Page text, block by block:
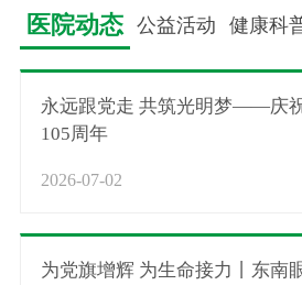
医院动态 公益活动 健康科
永远跟党走 共筑光明梦——庆祝中国共产党成立
105周年
2026-07-02
为党旗增辉 为生命接力丨东南